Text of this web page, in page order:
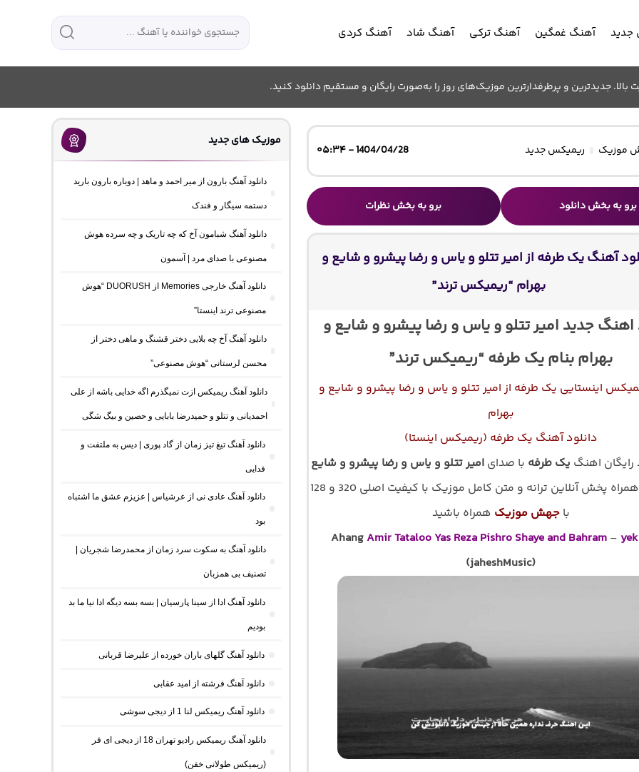
جدید آهنگ غمگین آهنگ ترکی آهنگ شاد آهنگ کردی
جدیدترین و پرطرفدارترین موزیک‌های روز را به‌صورت رایگان و مستقیم دانلود کنید.
موزیک ریمیکس جدید 1404/04/28 - ۰۵:۳۴
برو به بخش دانلود برو به بخش نظرات
آهنگ یک طرفه از امیر تتلو و یاس و رضا پیشرو و شایع و
بهرام “ریمیکس ترند”
اهنگ جدید امیر تتلو و یاس و رضا پیشرو و شایع و
بهرام بنام یک طرفه “ریمیکس ترند”
اینستایی یک طرفه از امیر تتلو و یاس و رضا پیشرو و شایع و
بهرام
دانلود آهنگ یک طرفه (ریمیکس اینستا)
رایگان اهنگ یک طرفه با صدای امیر تتلو و یاس و رضا پیشرو و شایع
به همراه پخش آنلاین ترانه و متن کامل موزیک با کیفیت اصلی 320 و 128
باجهش موزیک همراه باشید
Ahang Amir Tataloo Yas Reza Pishro Shaye and Bahram –
(jaheshMusic)
موزیک های جدید
دانلود آهنگ بارون از میر احمد و ماهد | دوباره بارون بارید
دستمه سیگار و فندک
دانلود آهنگ شبامون آخ که چه تاریک و چه سرده هوش
مصنوعی با صدای مرد | آسمون
دانلود آهنگ خارجی Memories از DUORUSH “هوش
مصنوعی ترند اینستا”
دانلود آهنگ آخ چه بلایی دختر قشنگ و ماهی دختر از
محسن لرستانی “هوش مصنوعی”
دانلود آهنگ ریمیکس ازت نمیگذرم اگه خدایی باشه از علی
احمدیانی و تتلو و حمیدرضا بابایی و حصین و بیگ شگی
دانلود آهنگ تیغ تیز زمان از گاد پوری | دیس به ملتفت و
فدایی
دانلود آهنگ عادی نی از عرشیاس | عزیزم عشق ما اشتباه
بود
دانلود آهنگ به سکوت سرد زمان از محمدرضا شجریان |
تصنیف بی همزبان
دانلود آهنگ ادا از سینا پارسیان | بسه بسه دیگه ادا نیا ما بد
بودیم
دانلود آهنگ گلهای باران خورده از علیرضا قربانی
دانلود آهنگ فرشته از امید عقابی
دانلود آهنگ ریمیکس لنا 1 از دیجی سوشی
دانلود آهنگ ریمیکس رادیو تهران 18 از دیجی ای فر
(ریمیکس طولانی خفن)